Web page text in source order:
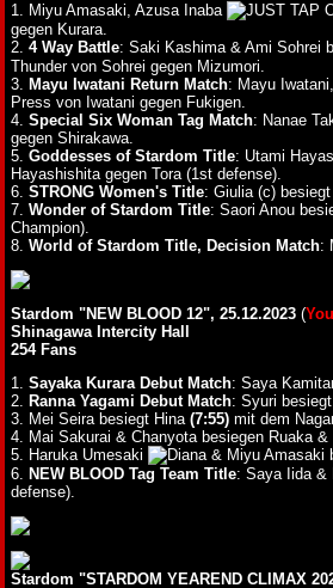
1. Miyu Amasaki, Azusa Inaba
gegen Kurara.
2. 4 Way Battle: Saki Kashima & Ami Sohrei
Thunder von Sohrei gegen Mizumori.
3. Mayu Iwatani Return Match: Mayu
Press von Iwatani gegen Fukigen.
4. Special Six Woman Tag Match: Nanae
gegen Shirakawa.
5. Goddesses of Stardom Title: Utami
Hayashishita gegen Tora (1st defense).
6. STRONG Women's Title: Giulia (c)
7. Wonder of Stardom Title: Saori Anou
Champion).
8. World of Stardom Title, Decision Match:
Stardom "NEW BLOOD 12", 25.12.2023(
Shinagawa Intercity Hall
254 Fans
1. Sayaka Kurara Debut Match: Saya
2. Ranna Yagami Debut Match: Syuri
3. Mei Seira besiegt Hina (7:55)mit dem
4. Mai Sakurai & Chanyota besiegen Ruaka &
5. Haruka Umesaki
& Miyu Amasaki
6. NEW BLOOD Tag Team Title: Saya Iida &
defense).
Stardom "STARDOM YEAREND CLIMAX